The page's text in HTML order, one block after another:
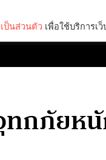
กภัยห
ป็นส่วนตัว เพื่อใช้บริการเ